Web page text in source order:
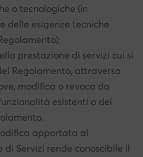
o tecnologiche (in
delle esigenze tecniche
prestazione di servizi cui si
Regolamento, attraverso
modifica o revoca da
esistenti o dei
apportata al
di Servizi rende conoscibile il